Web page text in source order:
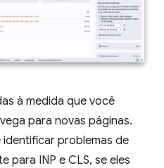
à medida que você
para novas páginas.
identificar problemas de
para INP e CLS, se eles